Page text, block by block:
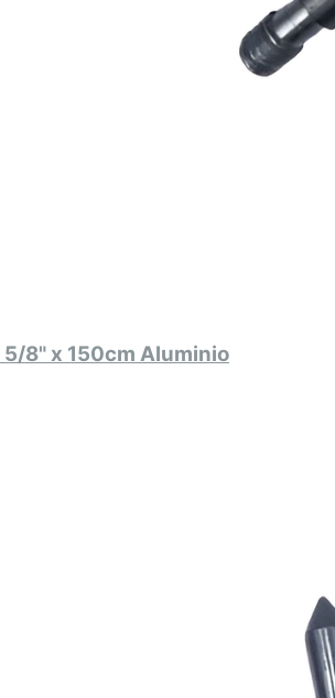
8" x 150cm Aluminio